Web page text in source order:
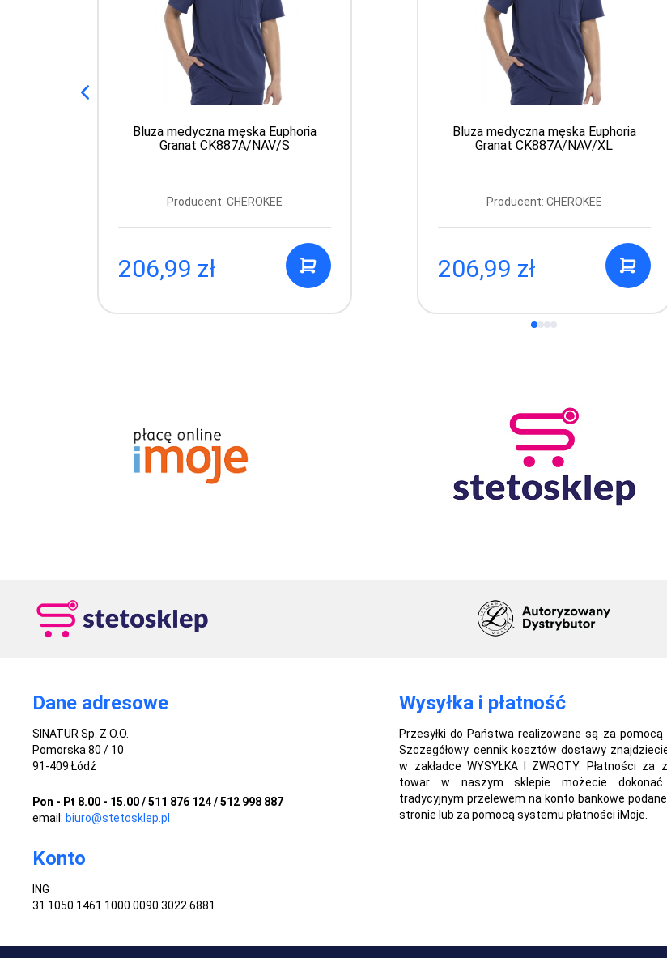
Bluza medyczna męska Euphoria
Granat CK887A/NAV/S
Producent: CHEROKEE
206,99 zł
Bluza medyczna męska Euphoria
Granat CK887A/NAV/XL
Producent: CHEROKEE
206,99 zł
Dane adresowe
SINATUR Sp. Z O.O.
Pomorska 80 / 10
91-409 Łódź
Pon - Pt 8.00 - 15.00 / 511 876 124 / 512 998 887
email: biuro@stetosklep.pl
Konto
ING
31 1050 1461 1000 0090 3022 6881
Wysyłka i płatność
Przesyłki do Państwa realizowane są za pomocą
Szczegółowy cennik kosztów dostawy
w zakładce WYSYŁKA I ZWROTY. Płatności za
towar w naszym sklepie możecie dokonać
tradycyjnym przelewem na konto bankowe
stronie lub za pomocą systemu płatności iMoje.